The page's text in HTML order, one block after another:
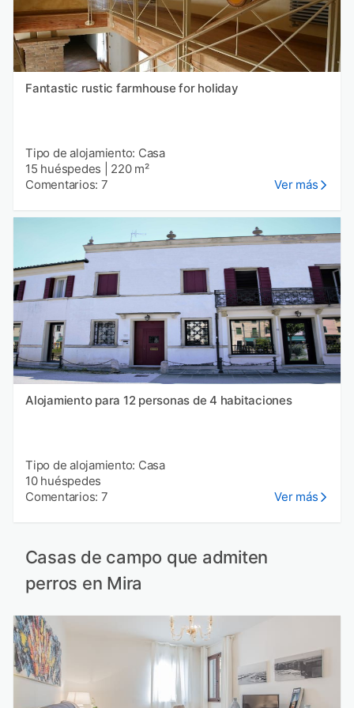
Fantastic rustic farmhouse for holiday
Tipo de alojamiento: Casa
15 huéspedes
220 m²
Comentarios: 7
Ver más
Alojamiento para 12 personas de 4 habitaciones
Tipo de alojamiento: Casa
10 huéspedes
Comentarios: 7
Ver más
Casas de campo que admiten
perros en Mira